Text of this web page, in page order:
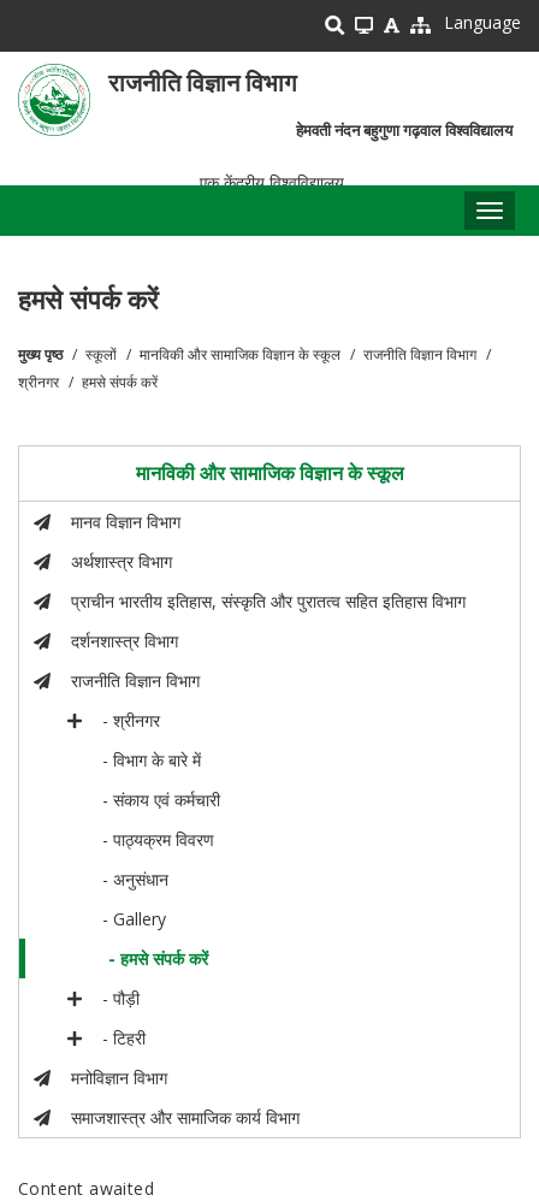
main
content
Language
राजनीति विज्ञान विभाग
हेमवती नंदन बहुगुणा गढ़वाल विश्वविद्यालय
एक केंद्रीय विश्वविद्यालय
हमसे संपर्क करें
पग
मुख्य पृष्ठ स्कूलों मानविकी और सामाजिक विज्ञान के स्कूल
राजनीति विज्ञान विभाग
श्रीनगर
हमसे संपर्क करें
मानविकी और सामाजिक विज्ञान के स्कूल
मानव विज्ञान विभाग
अर्थशास्त्र विभाग
प्राचीन भारतीय इतिहास, संस्कृति और पुरातत्व सहित इतिहास विभाग
दर्शनशास्त्र विभाग
राजनीति विज्ञान विभाग
- श्रीनगर
- विभाग के बारे में
- संकाय एवं कर्मचारी
- पाठ्यक्रम विवरण
- अनुसंधान
- Gallery
- हमसे संपर्क करें
- पौड़ी
- टिहरी
मनोविज्ञान विभाग
समाजशास्त्र और सामाजिक कार्य विभाग
Content awaited